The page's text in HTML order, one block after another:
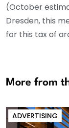
(October
Dresden, this
for this tax of
More from
ADVERTISING